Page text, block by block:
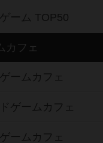
ーム TOP50
カフェ
ームカフェ
ゲームカフェ
ームカフェ